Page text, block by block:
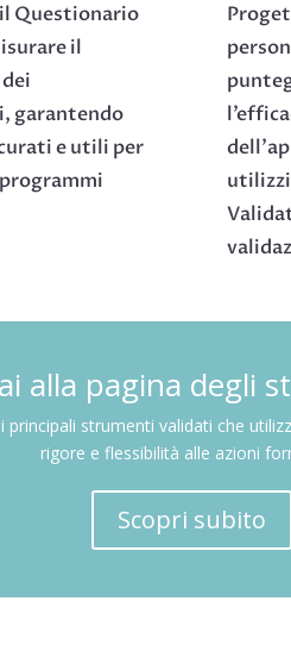
Questionario
il
garantendo
e utili per
alla pagina degli
principali strumenti validati che
rigore e flessibilità alle azioni
Scopri subito